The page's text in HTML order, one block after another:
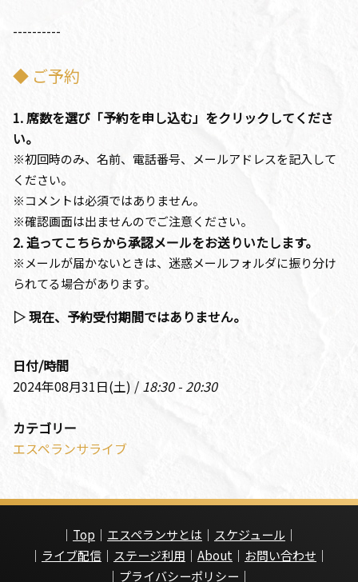
----------
◆ ご予約
1. 席数を選び「予約を申し込む」をクリックしてくださ
い。
※初回時のみ、名前、電話番号、メールアドレスを記入して
ください。
※コメントは必須ではありません。
※確認画面は出ませんのでご注意ください。
2. 追ってこちらから承認メールをお送りいたします。
※メールが届かないときは、迷惑メールフォルダに振り分け
られてる場合があります。
▷ 現在、予約受付期間ではありません。
日付/時間
2024年08月31日(土) / 18:30 - 20:30
カテゴリー
エスペランサライブ
｜ Top ｜ エスペランサとは ｜ スケジュール ｜
｜ ライブ配信 ｜ ステージ利用 ｜ About ｜ お問い合わせ ｜
｜ プライバシーポリシー ｜